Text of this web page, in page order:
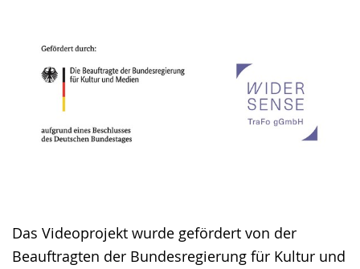
Das Videoprojekt wurde gefördert von der
Beauftragten der Bundesregierung für Kultur und